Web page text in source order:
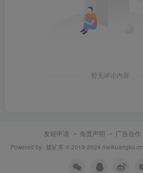
暂无评论内容
友链申请 免责声明 广告合作
Powered by · 媒矿库 © 2013-2024 meikuangku.cn